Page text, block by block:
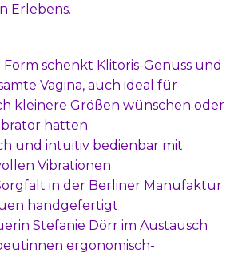
Erlebens.
Form schenkt Klitoris-Genuss und
Vagina, auch ideal für
kleinere Größen wünschen oder
hatten
und intuitiv bedienbar mit
Vibrationen
in der Berliner Manufaktur
handgefertigt
Stefanie Dörr im Austausch
ergonomisch-